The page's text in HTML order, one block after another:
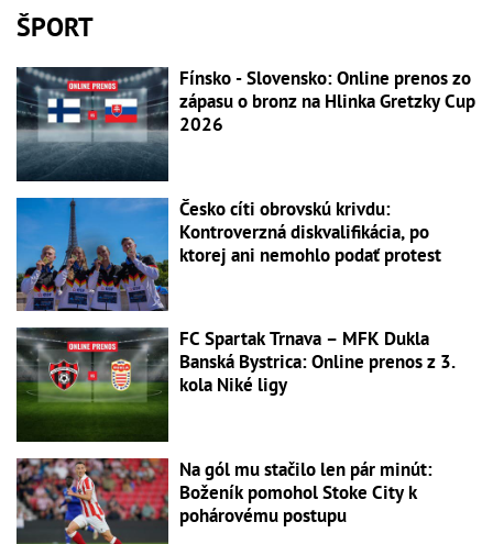
ŠPORT
Fínsko - Slovensko: Online prenos zo
zápasu o bronz na Hlinka Gretzky Cup
2026
Česko cíti obrovskú krivdu:
Kontroverzná diskvalifikácia, po
ktorej ani nemohlo podať protest
FC Spartak Trnava – MFK Dukla
Banská Bystrica: Online prenos z 3.
kola Niké ligy
Na gól mu stačilo len pár minút:
Boženík pomohol Stoke City k
pohárovému postupu